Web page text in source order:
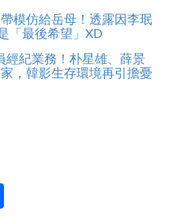
模仿給岳母！透露因李珉
「最後希望」XD
經紀業務！朴星雄、薛景
，韓影生存環境再引擔憂